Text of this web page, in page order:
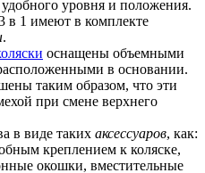
удобного уровня и положения.
в 1 имеют в комплекте
.
оснащены объемными
в основании.
таким образом, что эти
при смене верхнего
в виде таких аксессуаров, как:
креплением к коляске,
окошки, вместительные